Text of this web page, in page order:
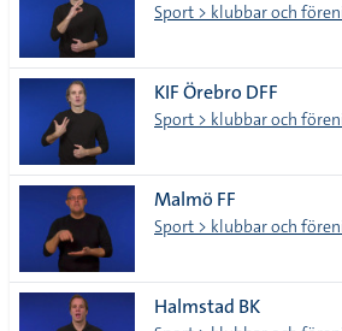
Sport > klubbar och
KIF Örebro DFF
Sport > klubbar och
Malmö FF
Sport > klubbar och
Halmstad BK